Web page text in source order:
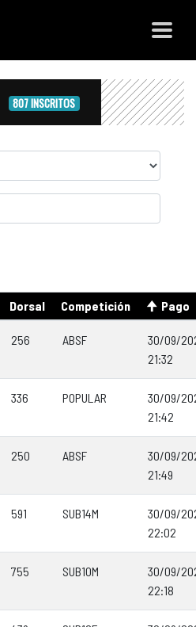
807 INSCRITOS
Dorsal Competición Pago
256 ABSF
30/09/
21:32
336 POPULAR
30/09/
21:42
250 ABSF
30/09/
21:49
591 SUB14M
30/09/
22:02
755 SUB10M
30/09/
22:18